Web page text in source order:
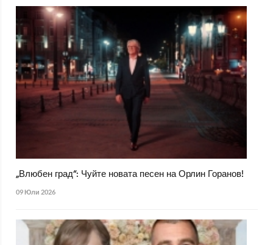
„Влюбен град“: Чуйте новата песен на Орлин Горанов!
09 Юли 2026